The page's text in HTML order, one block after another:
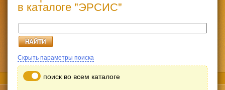
в каталоге "ЭРСИС"
Скрыть параметры поиска
поиск во всем каталоге